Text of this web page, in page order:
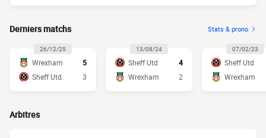
Derniers matchs Stats & prono
26/12/25
Wrexham
5
Sheff Utd
3
13/08/24
Sheff Utd
4
Wrexham
2
07/02/23
Sheff Utd
Wrexham
Arbitres